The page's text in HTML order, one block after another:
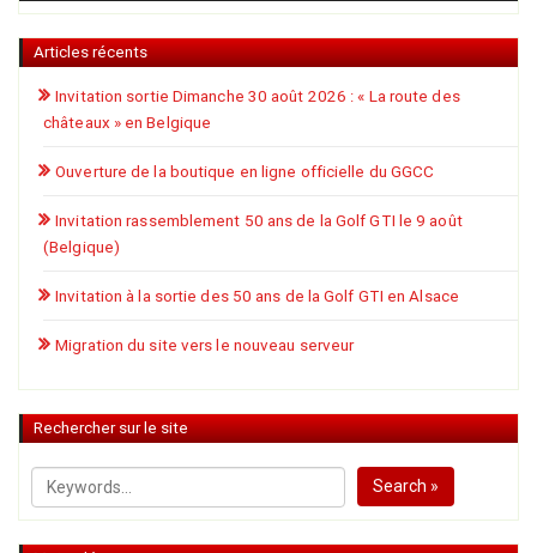
Articles récents
Invitation sortie Dimanche 30 août 2026 : « La route des
châteaux » en Belgique
Ouverture de la boutique en ligne officielle du GGCC
Invitation rassemblement 50 ans de la Golf GTI le 9 août
(Belgique)
Invitation à la sortie des 50 ans de la Golf GTI en Alsace
Migration du site vers le nouveau serveur
Rechercher sur le site
Search »